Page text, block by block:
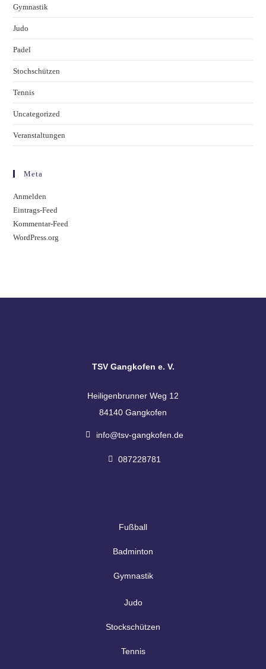
Gymnastik
Judo
Padel
Stochschützen
Tennis
Uncategorized
Veranstaltungen
Meta
Anmelden
Eintrags-Feed
Kommentar-Feed
WordPress.org
TSV Gangkofen e. V.
Heiligenbrunner Weg 12
84140 Gangkofen
info@tsv-gangkofen.de
087228781
Fußball
Badminton
Gymnastik
Judo
Stockschützen
Tennis